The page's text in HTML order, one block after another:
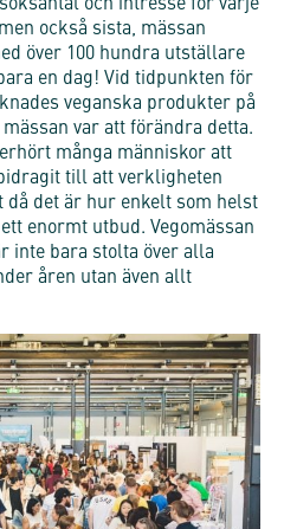
och intresse för varje
också sista, mässan
över 100 hundra utställare
en dag! Vid tidpunkten för
veganska produkter på
var att förändra detta.
många människor att
till att verkligheten
då det är hur enkelt som helst
enormt utbud. Vegomässan
inte bara stolta över alla
åren utan även allt